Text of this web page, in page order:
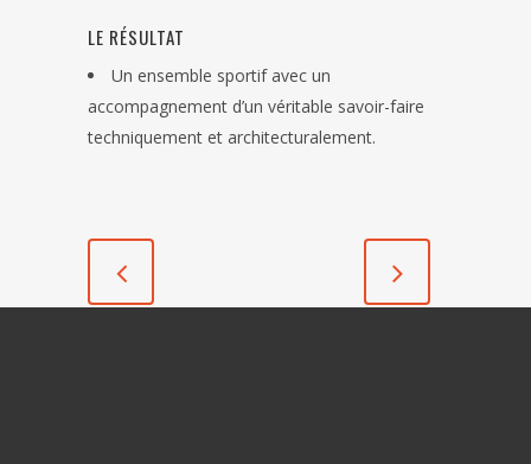
LE RÉSULTAT
Un ensemble sportif avec un
accompagnement d’un véritable savoir-faire
techniquement et architecturalement.